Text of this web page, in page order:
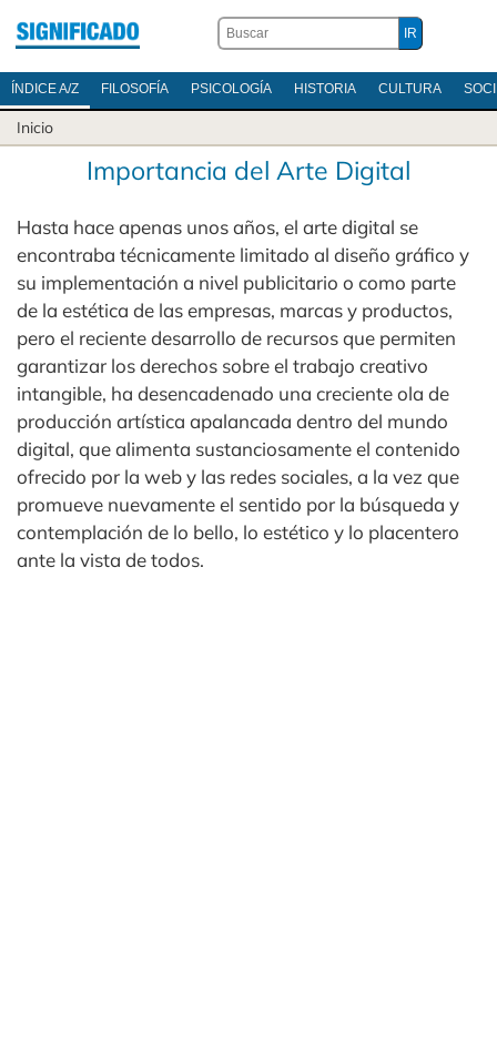
ÍNDICE A/Z FILOSOFÍA PSICOLOGÍA HISTORIA CULTURA
Inicio
Importancia del Arte Digital
Hasta hace apenas unos años, el arte digital se
encontraba técnicamente limitado al diseño gráfico y
su implementación a nivel publicitario o como parte
de la estética de las empresas, marcas y productos,
pero el reciente desarrollo de recursos que permiten
garantizar los derechos sobre el trabajo creativo
intangible, ha desencadenado una creciente ola de
producción artística apalancada dentro del mundo
digital, que alimenta sustanciosamente el contenido
ofrecido por la web y las redes sociales, a la vez que
promueve nuevamente el sentido por la búsqueda y
contemplación de lo bello, lo estético y lo placentero
ante la vista de todos.